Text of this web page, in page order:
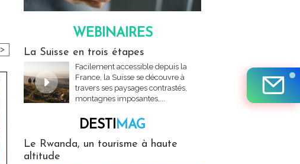
>
WEBINAIRES
La Suisse en trois étapes
Facilement accessible depuis la
France, la Suisse se découvre à
travers ses paysages contrastés,
montagnes imposantes,...
DESTIMAG
Le Rwanda, un tourisme à haute
altitude